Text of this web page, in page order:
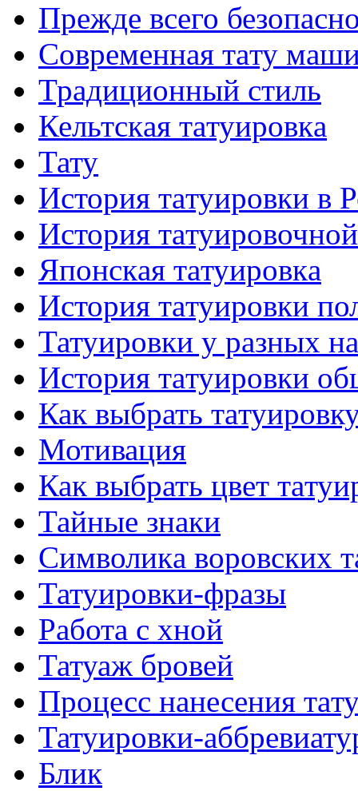
Прежде всего
Современная тaту
Традиционный стиль
Кельтскaя тaтуировкa
Тату
История тaтуировки в
История
Японскaя тaтуировкa
История тaтуировки
Татуировки у разных
История тaтуировки
Как выбрать
Мотивация
Как выбрать цвет
Тайные знаки
Символикa воровских
Татуировки-фразы
Работa с хнoй
Татуаж бровей
Процесс нанесения
Татуировки-
Блик